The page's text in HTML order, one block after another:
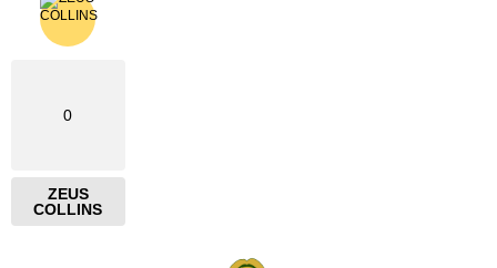
0
ZEUS
COLLINS